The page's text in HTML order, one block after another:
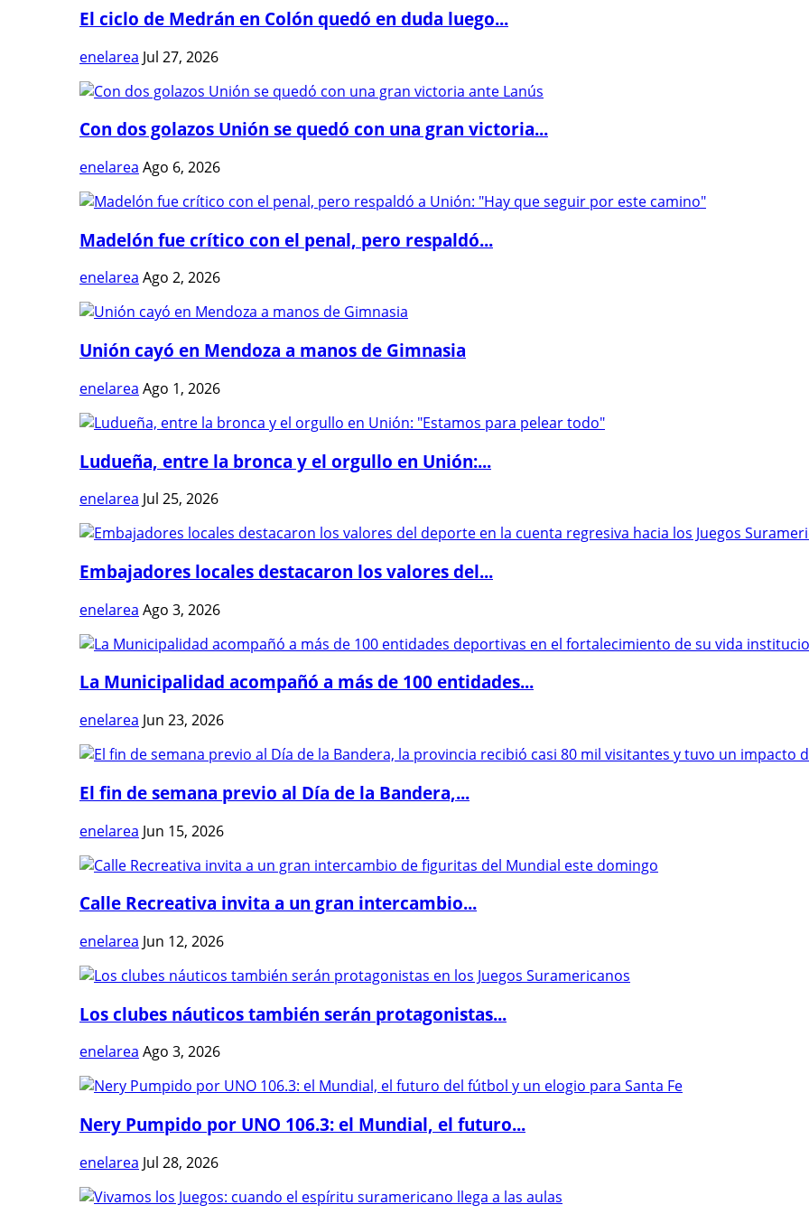
El ciclo de Medrán en Colón quedó en duda luego...
enelarea Jul 27, 2026
Con dos golazos Unión se quedó con una gran victoria...
enelarea Ago 6, 2026
Madelón fue crítico con el penal, pero respaldó...
enelarea Ago 2, 2026
Unión cayó en Mendoza a manos de Gimnasia
enelarea Ago 1, 2026
Ludueña, entre la bronca y el orgullo en Unión:...
enelarea Jul 25, 2026
Embajadores locales destacaron los valores del...
enelarea Ago 3, 2026
La Municipalidad acompañó a más de 100 entidades...
enelarea Jun 23, 2026
El fin de semana previo al Día de la Bandera,...
enelarea Jun 15, 2026
Calle Recreativa invita a un gran intercambio...
enelarea Jun 12, 2026
Los clubes náuticos también serán protagonistas...
enelarea Ago 3, 2026
Nery Pumpido por UNO 106.3: el Mundial, el futuro...
enelarea Jul 28, 2026